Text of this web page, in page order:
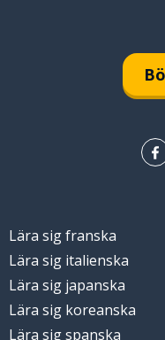
Lära sig franska
Lära sig italienska
Lära sig japanska
Lära sig koreanska
Lära sig spanska